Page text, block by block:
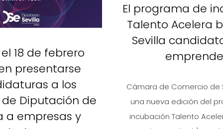
El programa de
Talento Acelera
Sevilla
Cámara de Comercio de
una nueva edición del
incubación Talento
18 de febrero
presentarse
a los
Diputación de
a empresas y